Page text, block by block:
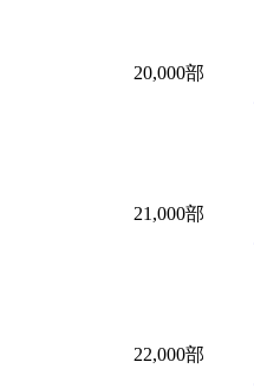
20,000部
21,000部
22,000部